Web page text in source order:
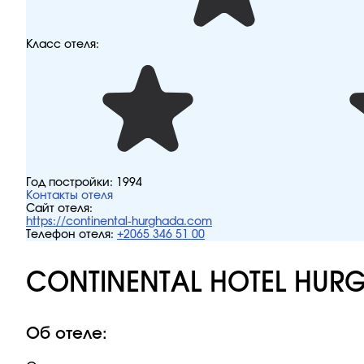
Класс отеля:
Год постройки:
1994
Контакты отеля
Сайт отеля:
https://continental-hurghada.com
Телефон отеля: +2065 346 51 00
CONTINENTAL HOTEL
Об отеле: